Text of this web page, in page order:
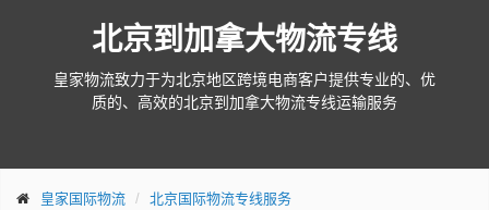
北京到加拿大物流专线
皇家物流致力于为北京地区跨境电商客户提供专业的、优
质的、高效的北京到加拿大物流专线运输服务
皇家国际物流
北京国际物流专线服务